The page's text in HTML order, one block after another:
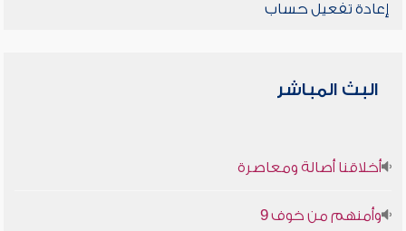
إعادة تفعيل حساب
البث المباشر
أخلاقنا أصالة ومعاصرة
وأمنهم من خوف 9